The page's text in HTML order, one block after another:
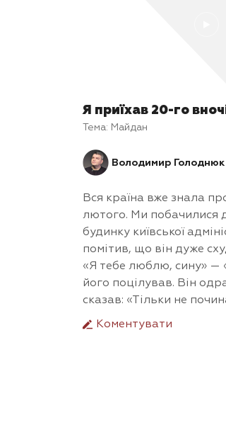
Я приїхав 20-го
Тема: Майдан
Володимир Голоднюк
Вся країна вже знала
лютого. Ми побачилися
будинку київської
помітив, що він дуже
«Я тебе люблю, сину» —
його поцілував. Він
сказав: «Тільки не
Коментувати